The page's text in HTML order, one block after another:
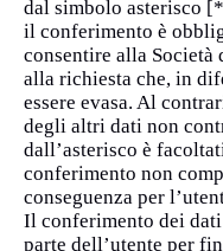
dal simbolo asterisco
il conferimento è
consentire alla Società
alla richiesta che, in
essere evasa. Al
degli altri dati non
dall’asterisco è
conferimento non
conseguenza per
Il conferimento dei
parte dell’utente per